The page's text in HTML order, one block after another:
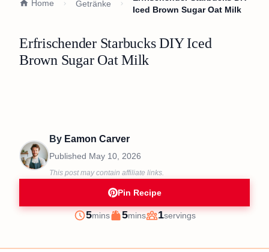
Home Getränke
Iced Brown Sugar Oat Milk
Erfrischender Starbucks DIY Iced
Brown Sugar Oat Milk
By Eamon Carver
Published May 10, 2026
This post may contain affiliate links.
Pin Recipe
Prep
5minutes
mins
Cook
5minutes
mins
Servings
1servings